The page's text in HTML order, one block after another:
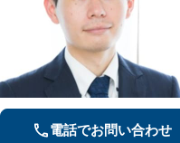
電話でお問い合わせ